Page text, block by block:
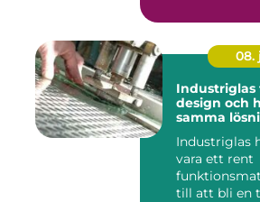
08.
Industriglas funktion,
design och
samma
Industriglas
vara ett rent
till att bli en